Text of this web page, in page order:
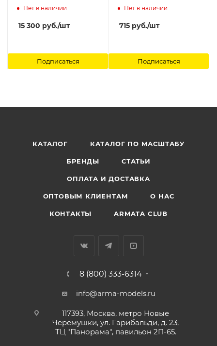
600х250х520 мм. на дер.
Сервис
Нет в наличии
15 300 руб./шт
Подписаться
Нет в наличии
715 руб./шт
Подписаться
КАТАЛОГ КАТАЛОГ ПО МАСШТАБУ
БРЕНДЫ СТАТЬИ
ОПЛАТА И ДОСТАВКА
ОПТОВЫМ КЛИЕНТАМ О НАС
КОНТАКТЫ ARMATA CLUB
8 (800) 333-6314
info@arma-models.ru
117393, Москва, метро Новые
Черемушки, ул. Гарибальди, д. 23,
ТЦ "Панорама", павильон 2П-65.